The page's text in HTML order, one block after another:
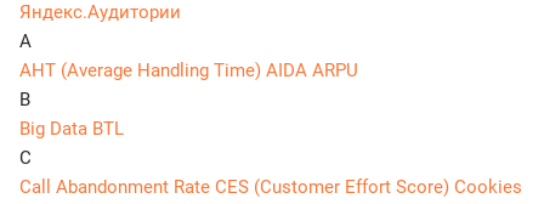
Яндекс.Аудитории
A
AHT (Average Handling Time) AIDA ARPU
B
Big Data BTL
C
Call Abandonment Rate CES (Customer Effort Score) Cookies